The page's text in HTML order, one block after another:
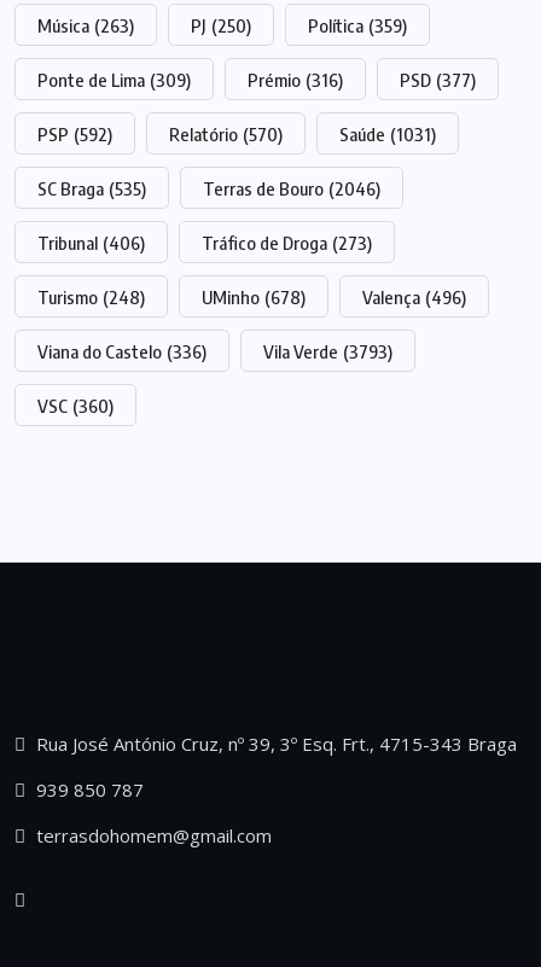
Música (263) PJ (250) Política (359)
Ponte de Lima (309) Prémio (316) PSD (377)
PSP (592) Relatório (570) Saúde (1031)
SC Braga (535) Terras de Bouro (2046)
Tribunal (406) Tráfico de Droga (273)
Turismo (248) UMinho (678) Valença (496)
Viana do Castelo (336) Vila Verde (3793)
VSC (360)
Rua José António Cruz, nº 39, 3º Esq. Frt., 4715-343 Braga
939 850 787
terrasdohomem@gmail.com